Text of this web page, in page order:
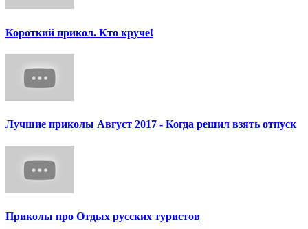
Короткий прикол. Кто круче!
Лучшие приколы Август 2017 - Когда решил взять отпуск
Приколы про Отдых русских туристов